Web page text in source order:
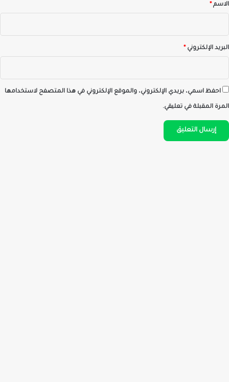
*الاسم*
البريد الإلكتروني*
احفظ اسمي، بريدي الإلكتروني، والموقع الإلكتروني في هذا المتصفح لاستخدامها
المرة المقبلة في تعليقي.